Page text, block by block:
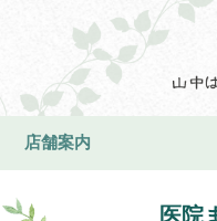
店舗案内
医院